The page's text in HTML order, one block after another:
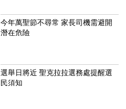
今年萬聖節不尋常 家長司機需避開
潛在危險
選舉日將近 聖克拉拉選務處提醒選
民須知